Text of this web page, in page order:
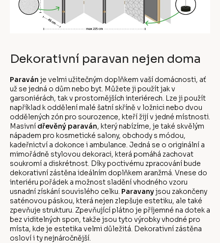
Dekorativní paravan nejen doma
Paraván je velmi užitečným doplňkem vaší domácnosti, ať
už se jedná o dům nebo byt. Můžete ji použít jak v
garsoniérách, tak v prostornějších interiérech. Lze ji použít
například k oddělení malé šatní skříně v ložnici nebo dvou
oddělených zón pro sourozence, kteří žijí v jedné místnosti.
Masivní dřevěný paraván, který nabízíme, je také skvělým
nápadem pro kosmetické salony, obchody s módou,
kadeřnictví a dokonce i ambulance. Jedná se o originální a
mimořádně stylovou dekoraci, která pomáhá zachovat
soukromí a diskrétnost. Díky poctivému zpracování bude
dekorativní zástěna ideálním doplňkem aranžmá. Vnese do
interiéru pořádek a možnost sladění vhodného vzoru
usnadní získání souvislého celku. Paravanyjsou zakončeny
saténovou páskou, která nejen zlepšuje estetiku, ale také
zpevňuje strukturu. Zpevňující plátno je příjemné na dotek a
bez viditelných spon, takže jsou tyto výrobky vhodné pro
místa, kde je estetika velmi důležitá. Dekorativní zástěna
osloví i ty nejnáročnější.